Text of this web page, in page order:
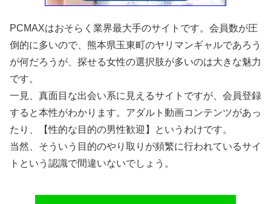
PCMAXはおそらく業界最大手のサイトです。会員数が圧
倒的に多いので、熊本県玉東町のヤリマンギャルであろう
が何だろうが、探せる女性の選択肢が多いのは大きな魅力
です。
一見、真面目な出会い系に見えるサイトですが、会員登録
すると本性がわかります。アダルト動画コンテンツがあっ
たり、【性的な目的の男性歓迎】というわけです。
当然、そういう目的のやり取りが頻繁に行われているサイ
トという認識で間違いないでしょう。